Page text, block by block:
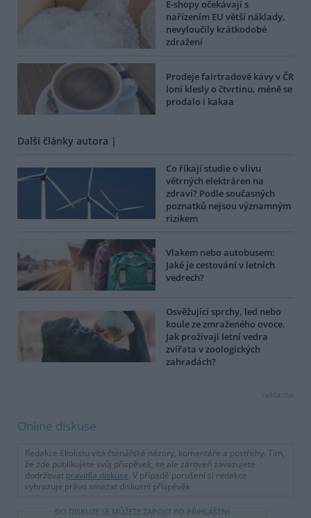
E-shopy očekávají s
nařízením EU větší náklady,
nevyloučily krátkodobé
zdražení
Prodeje fairtradové kávy v ČR
loni klesly o čtvrtinu, méně se
prodalo i kakaa
Další články autora |
Co říkají studie o vlivu
větrných elektráren na
zdraví? Podle současných
poznatků nejsou významným
rizikem
Vlakem nebo autobusem:
Jaké je cestování v letních
vedrech?
Osvěžující sprchy, led nebo
koule ze zmraženého ovoce.
Jak prožívají letní vedra
zvířata v zoologických
zahradách?
reklama
Online diskuse
Redakce Ekolistu vítá čtenářské názory, komentáře a postřehy. Tím,
že zde publikujete svůj příspěvek, se ale zároveň zavazujete
dodržovat pravidla diskuse. V případě porušení si redakce
vyhrazuje právo smazat diskusní příspěvěk
DO DISKUZE SE MŮŽETE ZAPOJIT PO PŘIHLÁŠENÍ